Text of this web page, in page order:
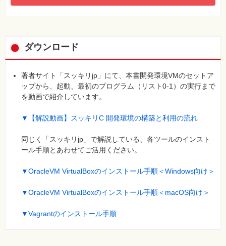
ダウンロード
著者サイト「スッキリjp」にて、本書開発環境VMのセットア
ップから、起動、最初のプログラム（リスト0-1）の実行まで
を動画で紹介しています。
▼【解説動画】スッキリC 開発環境の構築と利用の流れ
同じく「スッキリjp」で解説している、各ツールのインスト
ール手順とあわせてご活用ください。
▼OracleVM VirtualBoxのインストール手順＜Windows向け＞
▼OracleVM VirtualBoxのインストール手順＜macOS向け＞
▼Vagrantのインストール手順